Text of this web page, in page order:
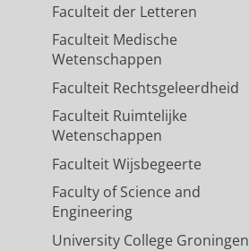
Faculteit der Letteren
Faculteit Medische
Wetenschappen
Faculteit Rechtsgeleerdheid
Faculteit Ruimtelijke
Wetenschappen
Faculteit Wijsbegeerte
Faculty of Science and
Engineering
University College Groningen